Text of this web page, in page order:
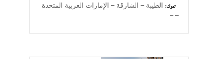
تبوك
الطيبة – الشارقة – الإمارات العربية المتحدة
– –